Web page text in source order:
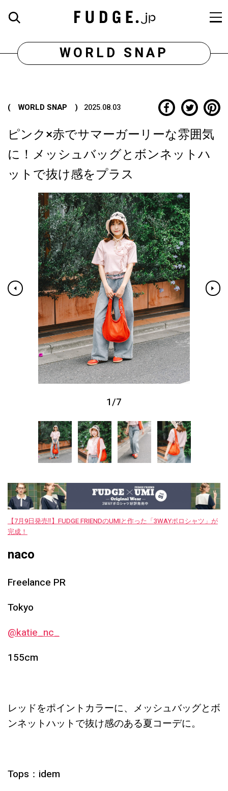
WORLD SNAP
( WORLD SNAP ) 2025.08.03
ピンク×赤でサマーガーリーな雰囲気
に！メッシュバッグとボンネットハ
ットで抜け感をプラス
1/7
【7月9日発売‼︎】FUDGE FRIENDのUMIと作った「3WAYポロシャツ」が
完成！
naco
Freelance PR
Tokyo
@katie_nc_
155cm
レッドをポイントカラーに、メッシュバッグとボ
ンネットハットで抜け感のある夏コーデに。
Tops：idem